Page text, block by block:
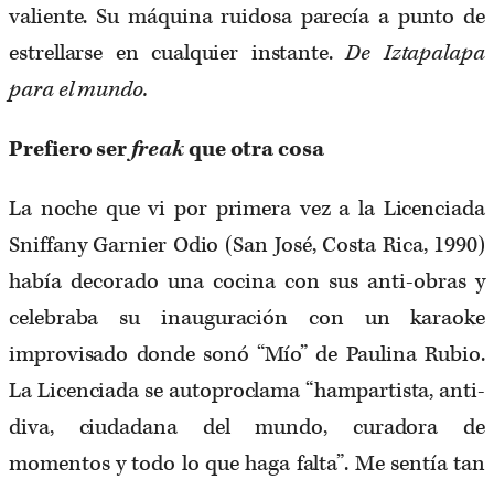
valiente. Su máquina ruidosa parecía a punto de
estrellarse en cualquier instante.De Iztapalapa
para el mundo.
Prefiero serfreakque otra cosa
La noche que vi por primera vez a la Licenciada
Sniffany Garnier Odio (San José, Costa Rica, 1990)
había decorado una cocina con sus anti-obras y
celebraba su inauguración con un karaoke
improvisado donde sonó “Mío” de Paulina Rubio.
La Licenciada se autoproclama “hampartista, anti-
diva, ciudadana del mundo, curadora de
momentos y todo lo que haga falta”. Me sentía tan